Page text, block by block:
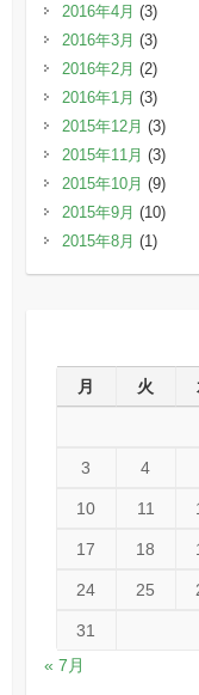
2016年4月 (3)
2016年3月 (3)
2016年2月 (2)
2016年1月 (3)
2015年12月 (3)
2015年11月 (3)
2015年10月 (9)
2015年9月 (10)
2015年8月 (1)
月 火
3 4
10 11
17 18
24 25
31
« 7月